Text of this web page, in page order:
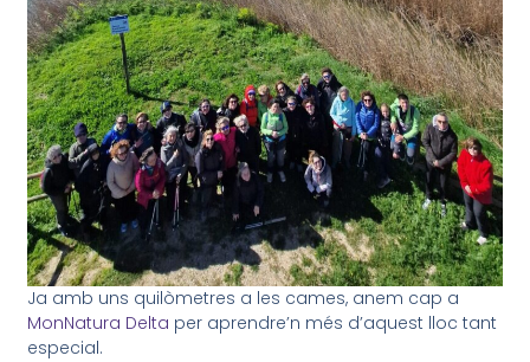
Ja amb uns quilòmetres a les cames, anem cap a
MonNatura Delta per aprendre’n més d’aquest lloc tant
especial.